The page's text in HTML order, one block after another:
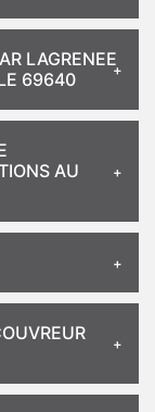
LAGRENEE
69640
AU